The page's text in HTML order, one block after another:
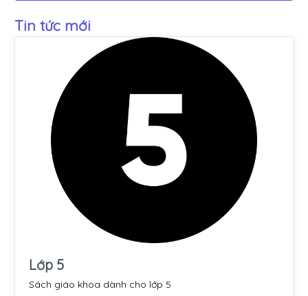
Tin tức mới
Lớp 5
Sách giáo khoa dành cho lớp 5